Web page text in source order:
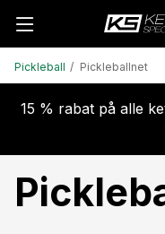
Pickleball Pickleballnet
15 % rabat på alle